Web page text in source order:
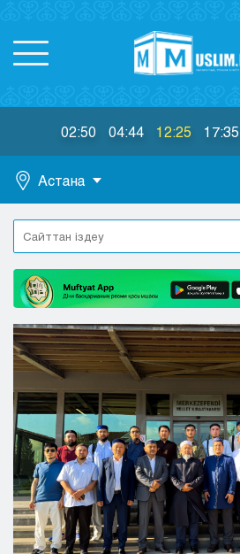
02:50 04:44 12:25 17:35
Астана
Астана
Алматы
Актобе
Атырау
Жезказган
Караганда
Кокшетау
Костанай
Кызылорда
Павлодар
Петропавловск
Семей
Талдыкорган
Тараз
Туркестан